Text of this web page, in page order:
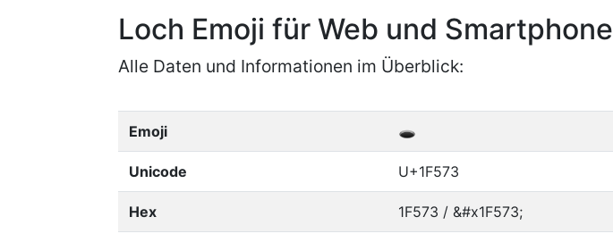
Loch Emoji für Web und Smartphone
Alle Daten und Informationen im Überblick:
Emoji 🕳
Unicode U+1F573
Hex 1F573 / &#x1F573;